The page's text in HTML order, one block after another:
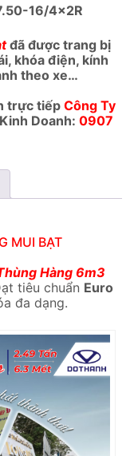
16/4x2R
đã được trang bị
khóa điện, kính
theo xe…
trực tiếp Công Ty
Doanh: 0907
MUI BẠT
Hàng 6m3
tiêu chuẩn Euro
đa dạng.